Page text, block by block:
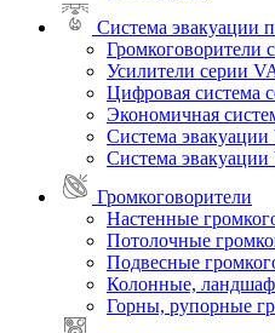
Система эвакуации
Громкоговорители
Усилители серии
Цифровая система
Экономичная
Система
Система
Громкоговорители
Настенные
Потолочные
Подвесные
Колонные,
Горны, рупорные